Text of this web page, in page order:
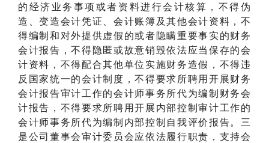
的经济业务事项或者资料进行会计核算，不得伪
造、变造会计凭证、会计账簿及其他会计资料，不
得编制和对外提供虚假的或者隐瞒重要事实的财务
会计报告，不得隐匿或故意销毁依法应当保存的会
计资料，不得配合其他单位实施财务造假，不得违
反国家统一的会计制度，不得要求所聘用开展财务
会计报告审计工作的会计师事务所代为编制财务会
计报告，不得要求所聘用开展内部控制审计工作的
会计师事务所代为编制内部控制自我评价报告。三
是公司董事会审计委员会应依法履行职责，支持会